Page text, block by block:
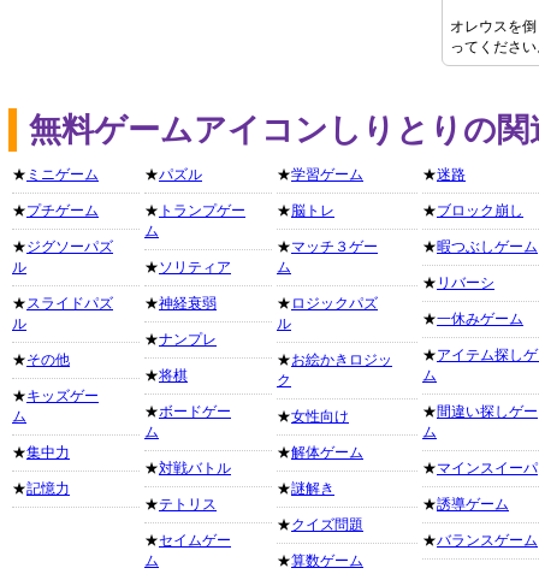
オレウスを
ってくださ
無料ゲームアイコンしりとりの
★ ミニゲーム
★プチゲーム
★ジグソーパズ
ル
★スライドパズ
ル
★その他
★キッズゲー
ム
★集中力
★記憶力
★パズル
★ トランプゲー
ム
★ソリティア
★神経衰弱
★ナンプレ
★将棋
★ボードゲー
ム
★対戦バトル
★テトリス
★セイムゲー
ム
★学習ゲーム
★脳トレ
★マッチ３ゲー
ム
★ ロジックパズ
ル
★お絵かきロジッ
ク
★女性向け
★解体ゲーム
★謎解き
★クイズ問題
★算数ゲーム
★迷路
★ブロック崩し
★暇つぶしゲーム
★ リバーシ
★一休みゲーム
★アイテム探し
ム
★間違い探しゲー
ム
★マインスイーパ
★誘導ゲーム
★バランスゲーム